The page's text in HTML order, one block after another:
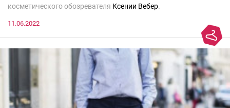
косметического обозревателя Ксении Вебер.
11.06.2022